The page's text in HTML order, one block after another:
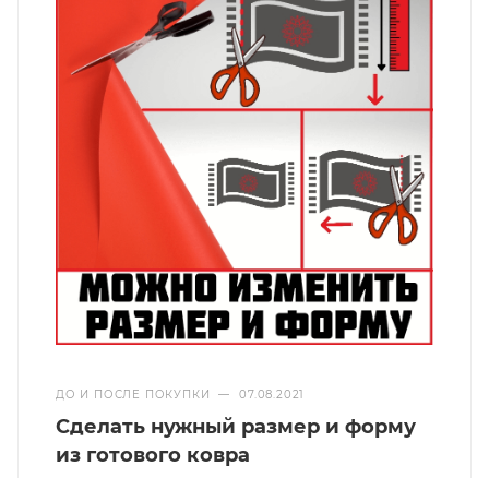
ДО И ПОСЛЕ ПОКУПКИ — 07.08.2021
Сделать нужный размер и форму
из готового ковра